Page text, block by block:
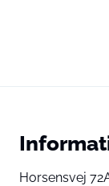
Horsensvej